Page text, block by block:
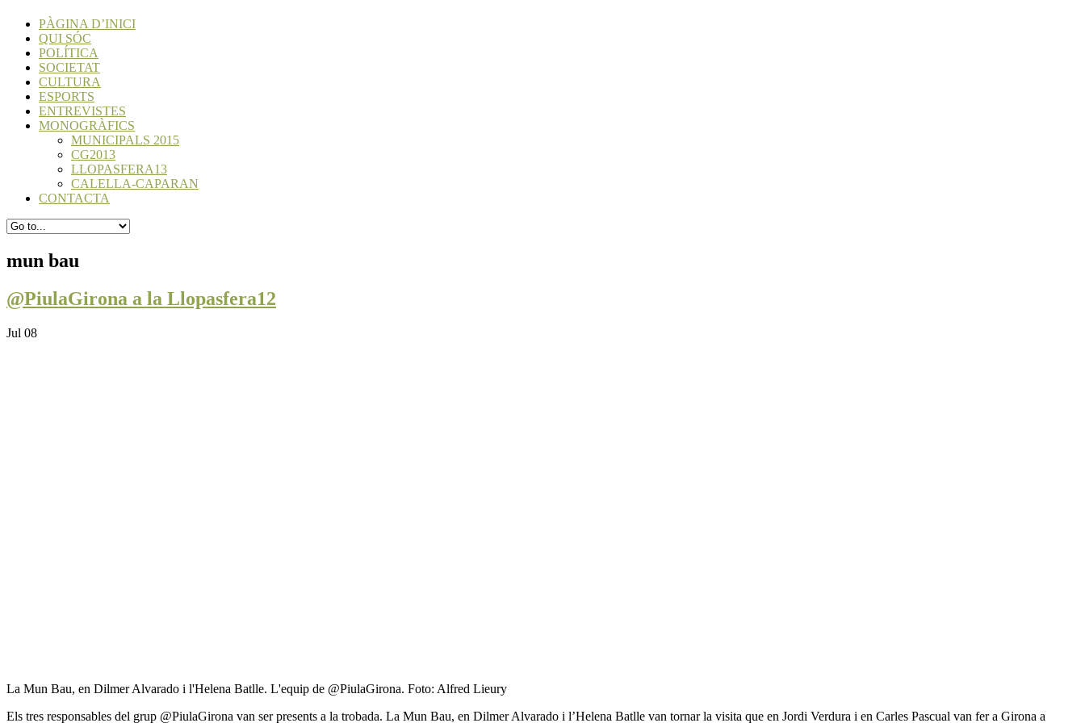
PÀGINA D’INICI
QUI SÓC
POLÍTICA
SOCIETAT
CULTURA
ESPORTS
ENTREVISTES
MONOGRÀFICS
MUNICIPALS 2015
CG2013
LLOPASFERA13
CALELLA-CAPARAN
CONTACTA
mun bau
@PiulaGirona a la Llopasfera12
Jul 08
La Mun Bau, en Dilmer Alvarado i l'Helena Batlle. L'equip de @PiulaGirona. Foto: Alfred Lieury
Els tres responsables del grup @PiulaGirona van ser presents a la trobada. La Mun Bau, en Dilmer Alvarado i l’Helena Batlle van tornar la visita que en Jordi Verdura i en Carles Pascual van fer a Girona a